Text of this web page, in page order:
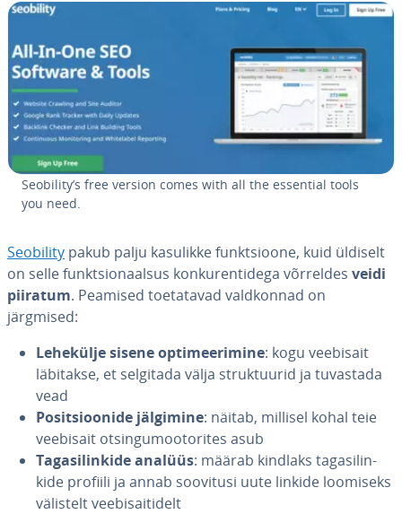
Seobility’s free version comes with all the essential tools
you need.
Seobility pakub palju kasulikke funkt­sioone, kuid üldiselt
on selle funkt­sio­naal­sus kon­ku­ren­ti­dega võrreldes veidi
piiratum. Peamised toe­ta­ta­vad vald­kon­nad on
järgmised:
Lehekülje sisene op­ti­mee­ri­mine: kogu veebisait
läbitakse, et selgitada välja struk­tuu­rid ja tuvastada
vead
Po­sit­sioo­nide jälgimine: näitab, millisel kohal teie
veebisait ot­sin­gu­moo­to­ri­tes asub
Ta­ga­si­lin­kide analüüs: määrab kindlaks ta­ga­si­lin­
kide profiili ja annab soovitusi uute linkide loomiseks
välistelt vee­bi­sai­ti­delt